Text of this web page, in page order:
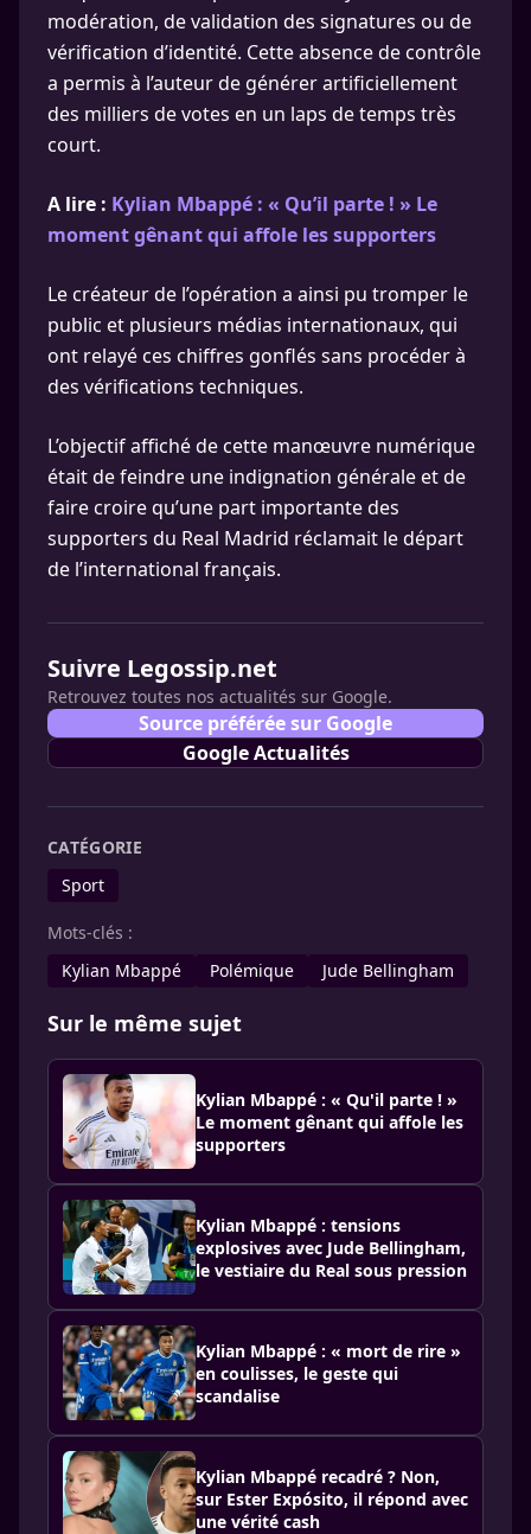
modération, de validation des signatures ou de
vérification d’identité. Cette absence de contrôle
a permis à l’auteur de générer artificiellement
des milliers de votes en un laps de temps très
court.
A lire : Kylian Mbappé : « Qu’il parte ! » Le
moment gênant qui affole les supporters
Le créateur de l’opération a ainsi pu tromper le
public et plusieurs médias internationaux, qui
ont relayé ces chiffres gonflés sans procéder à
des vérifications techniques.
L’objectif affiché de cette manœuvre numérique
était de feindre une indignation générale et de
faire croire qu’une part importante des
supporters du Real Madrid réclamait le départ
de l’international français.
Suivre Legossip.net
Retrouvez toutes nos actualités sur Google.
Source préférée sur Google
Google Actualités
CATÉGORIE
Sport
Mots-clés :
Kylian Mbappé
Polémique Jude Bellingham
Sur le même sujet
Kylian Mbappé : « Qu'il parte ! »
Le moment gênant qui affole les
supporters
Kylian Mbappé : tensions
explosives avec Jude Bellingham,
le vestiaire du Real sous pression
Kylian Mbappé : « mort de rire »
en coulisses, le geste qui
scandalise
Kylian Mbappé recadré ? Non,
sur Ester Expósito, il répond avec
une vérité cash